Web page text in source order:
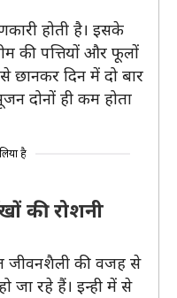
होती है। इसके
की पत्तियों और फूलों
छानकर दिन में दो बार
दोनों ही कम होता
है
की रोशनी
की वजह से
जा रहे हैं। इन्ही में से